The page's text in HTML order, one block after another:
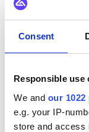
Consent
Responsible use
We and our
e.g. your IP-
store and access
allein nicht
erforderlichen
Prüfprozess.
Systeme sind im
Einrichtungszeit
Sie sind
richtige
Stack
Sprechen Sie
Stack –
30-minütiges